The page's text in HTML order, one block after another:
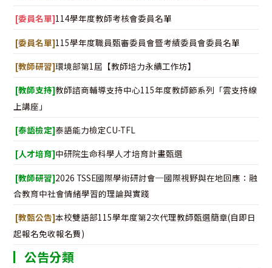
[委員名單]114學年度教師考核會委員名單
[委員名單]115學年度職員甄審委員會暨考績委員會委員名單
[教師研習]環境部第1屆【教師培力永續工作坊】
[教師支持]教師諮商輔導支持中心115年度教師節系列「雲支持線
上講座」
[泰語檢定]泰語能力檢定CU-TFL
[人才培育]中研院生命科學人才培育計畫甄選
[教師研習]2026 TSSE國際學術研討會─國際視野與在地回應：融
合教育中社會情緒學習的理論與實踐
[教甄公告]本校雙語部115學年度第2次代理教師甄選簡章(自即日
起報名免收報名費)
公告分類